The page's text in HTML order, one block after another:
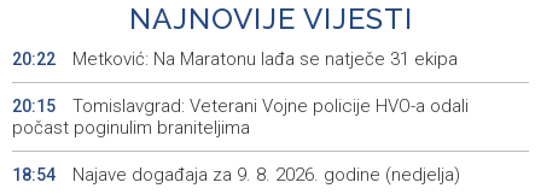
NAJNOVIJE VIJESTI
20:22 Metković: Na Maratonu lađa se natječe 31 ekipa
20:15
Tomislavgrad: Veterani Vojne policije HVO-a odali
počast poginulim braniteljima
18:54 Najave događaja za 9. 8. 2026. godine (nedjelja)